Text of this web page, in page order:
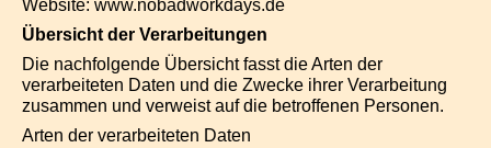
Website: www.nobadworkdays.de
Übersicht der Verarbeitungen
Die nachfolgende Übersicht fasst die Arten der
verarbeiteten Daten und die Zwecke ihrer Verarbeitung
zusammen und verweist auf die betroffenen Personen.
Arten der verarbeiteten Daten